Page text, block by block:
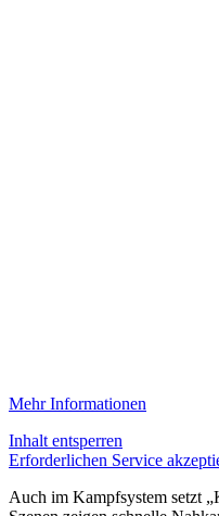
Mehr Informationen
Inhalt entsperren
Erforderlichen Service
Auch im Kampfsystem setzt